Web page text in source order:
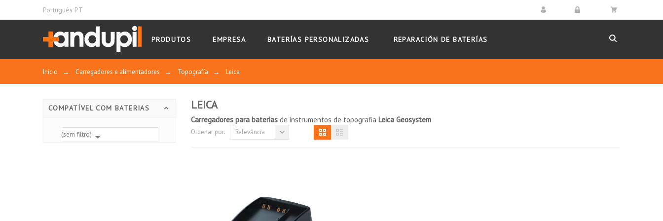
Português PT
PRODUTOS EMPRESA BATERÍAS PERSONALIZADAS REPARACIÓN DE BATERÍAS
Início → Carregadores e alimentadores → Topografía → Leica
COMPATÍVEL COM BATERIAS
(sem filtro) 
LEICA
Carregadores para baterias de instrumentos de topografia Leica Geosystem
Ordenar por: Relevância